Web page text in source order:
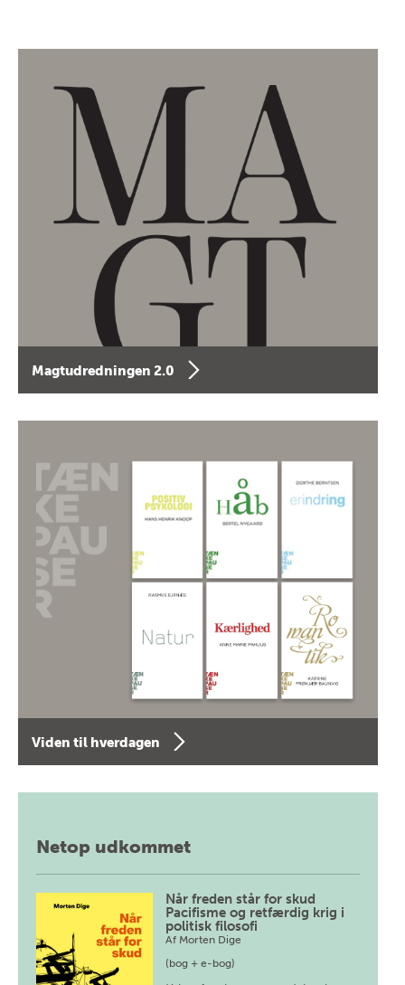
Magtudredningen 2.0
Viden til hverdagen
Netop udkommet
Når freden står for skud
Pacifisme og retfærdig krig i
politisk filosofi
Af Morten Dige
(bog + e-bog)